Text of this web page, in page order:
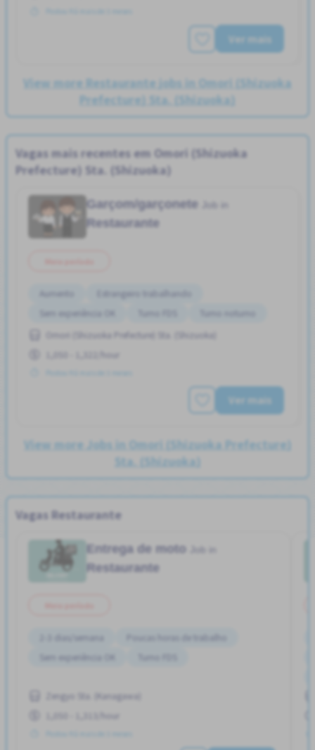
Ver mais
View more Restaurante jobs in Omori (Shizuoka
Prefecture) Sta. (Shizuoka)
Vagas mais recentes em Omori (Shizuoka
Prefecture) Sta. (Shizuoka)
Garçom/garçonete
Restaurante
Aumento
Estrangeiro trabalhando
Sem experiência OK
Omori (Shizuoka Prefecture) Sta. (Shizuoka)
1,050 - 1,322/hour
Ver mais
View more Jobs in Omori (Shizuoka Prefecture)
Sta. (Shizuoka)
Vagas Restaurante
Entrega de moto
Restaurante
2-3 dias/semana
Poucas horas de trabalho
Sem experiência OK
Zengyo Sta. (Kanagawa)
1,050 - 1,313/hour